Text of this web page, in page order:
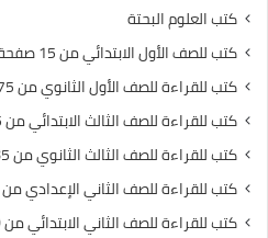
كتب العلوم البحتة
كتب للصف الأول الابتدائي من 15 صفحة
كتب للقراءة للصف الأول الثانوي من 75 صفحة
كتب للقراءة للصف الثالث الابتدائي من 25 صفحة
كتب للقراءة للصف الثالث الثانوي من 85 صفحة
كتب للقراءة للصف الثاني الإعدادي من 60 صفحة
كتب للقراءة للصف الثاني الابتدائي من 20 صفحة